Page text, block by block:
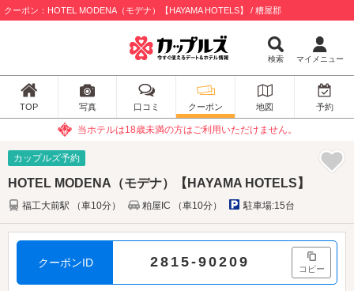
クーポン：HOTEL MODENA（モデナ）【HAYAMA HOTELS】 / 糟屋郡
検索 マイメニュー
TOP 写真 口コミ クーポン 地図 予約
当ホテルは18歳未満の方はご利用いただけません。
カップルズ予約
HOTEL MODENA（モデナ）【HAYAMA HOTELS】
福工大前駅 （車10分） 粕屋IC （車10分） 駐車場:15台
クーポンID 2815-90209 コピー